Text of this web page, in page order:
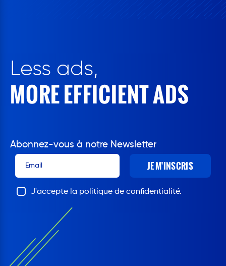
Less ads,
MORE EFFICIENT ADS
Abonnez-vous à notre Newsletter
JE M'INSCRIS
J'accepte la politique de confidentialité.